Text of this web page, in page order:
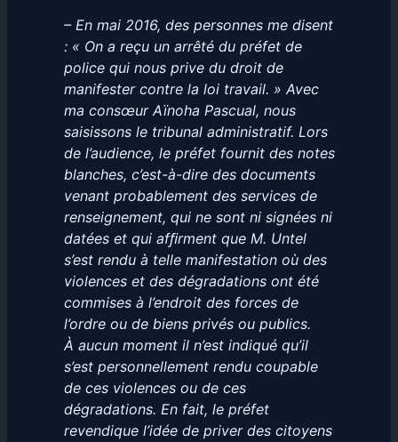
– En mai 2016, des personnes me disent
: « On a reçu un arrêté du préfet de
police qui nous prive du droit de
manifester contre la loi travail. » Avec
ma consœur Aïnoha Pascual, nous
saisissons le tribunal administratif. Lors
de l’audience, le préfet fournit des notes
blanches, c’est-à-dire des documents
venant probablement des services de
renseignement, qui ne sont ni signées ni
datées et qui afﬁrment que M. Untel
s’est rendu à telle manifestation où des
violences et des dégradations ont été
commises à l’endroit des forces de
l’ordre ou de biens privés ou publics.
À aucun moment il n’est indiqué qu’il
s’est personnellement rendu coupable
de ces violences ou de ces
dégradations. En fait, le préfet
revendique l’idée de priver des citoyens